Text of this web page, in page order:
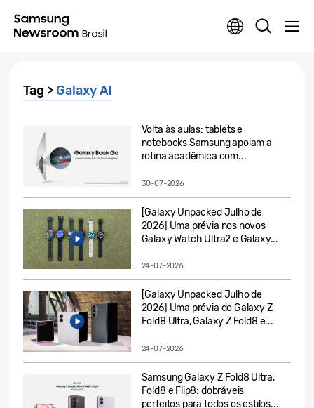
Tag > Galaxy AI
Volta às aulas: tablets e
notebooks Samsung apoiam a
rotina acadêmica com...
30-07-2026
[Galaxy Unpacked Julho de
2026] Uma prévia nos novos
Galaxy Watch Ultra2 e Galaxy...
24-07-2026
[Galaxy Unpacked Julho de
2026] Uma prévia do Galaxy Z
Fold8 Ultra, Galaxy Z Fold8 e...
24-07-2026
Samsung Galaxy Z Fold8 Ultra,
Fold8 e Flip8: dobráveis
perfeitos para todos os estilos...